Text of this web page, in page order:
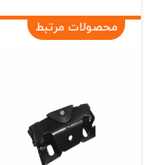
محصولات مرتبط